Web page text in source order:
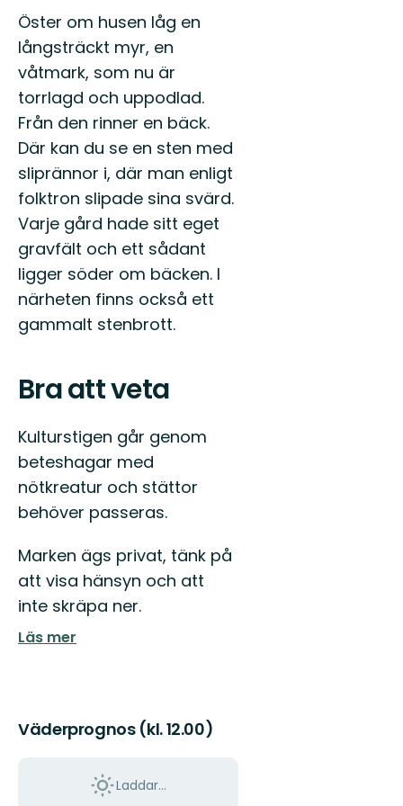
Öster om husen låg en
långsträckt myr, en
våtmark, som nu är
torrlagd och uppodlad.
Från den rinner en bäck.
Där kan du se en sten med
sliprännor i, där man enligt
folktron slipade sina svärd.
Varje gård hade sitt eget
gravfält och ett sådant
ligger söder om bäcken. I
närheten finns också ett
gammalt stenbrott.
Bra att veta
Kulturstigen går genom
beteshagar med
nötkreatur och stättor
behöver passeras.
Marken ägs privat, tänk på
att visa hänsyn och att
inte skräpa ner.
Läs mer
Väderprognos (kl. 12.00)
Laddar...